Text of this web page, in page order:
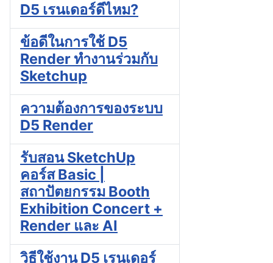
D5 เรนเดอร์ดีไหม?
ข้อดีในการใช้ D5
Render ทำงานร่วมกับ
Sketchup
ความต้องการของระบบ
D5 Render
รับสอน SketchUp
คอร์ส Basic |
สถาปัตยกรรม Booth
Exhibition Concert +
Render และ AI
วิธีใช้งาน D5 เรนเดอร์